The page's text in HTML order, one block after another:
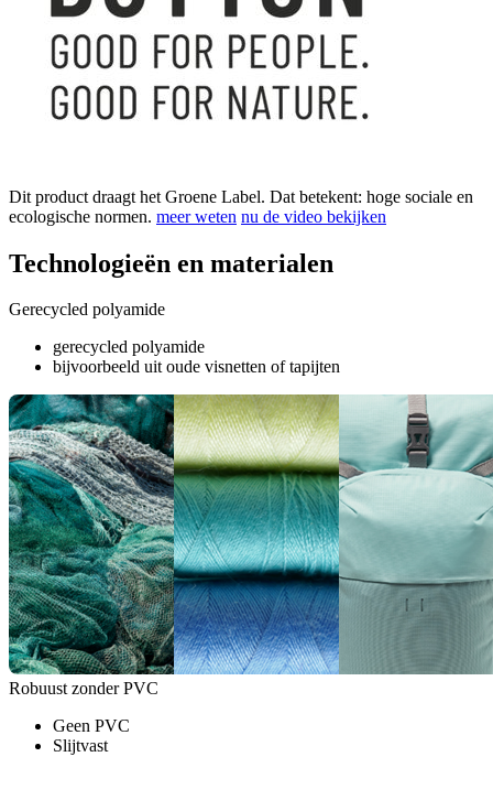
Dit product draagt het Groene Label. Dat betekent: hoge sociale en
ecologische normen. meer weten nu de video bekijken
Technologieën en materialen
Gerecycled polyamide
gerecycled polyamide
bijvoorbeeld uit oude visnetten of tapijten
Robuust zonder PVC
Geen PVC
Slijtvast